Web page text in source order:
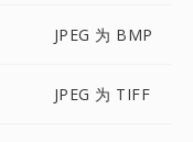
JPEG 为 BMP
JPEG 为 TIFF